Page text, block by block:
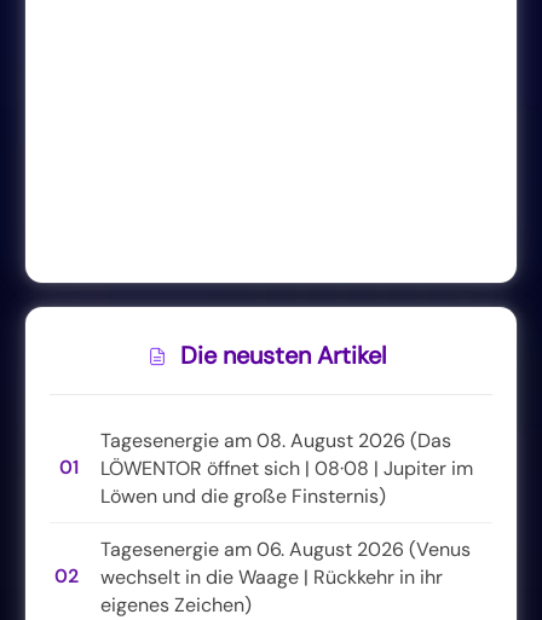
Die neusten Artikel
01
Tagesenergie am 08. August 2026 (Das
LÖWENTOR öffnet sich | 08·08 | Jupiter im
Löwen und die große Finsternis)
02
Tagesenergie am 06. August 2026 (Venus
wechselt in die Waage | Rückkehr in ihr
eigenes Zeichen)